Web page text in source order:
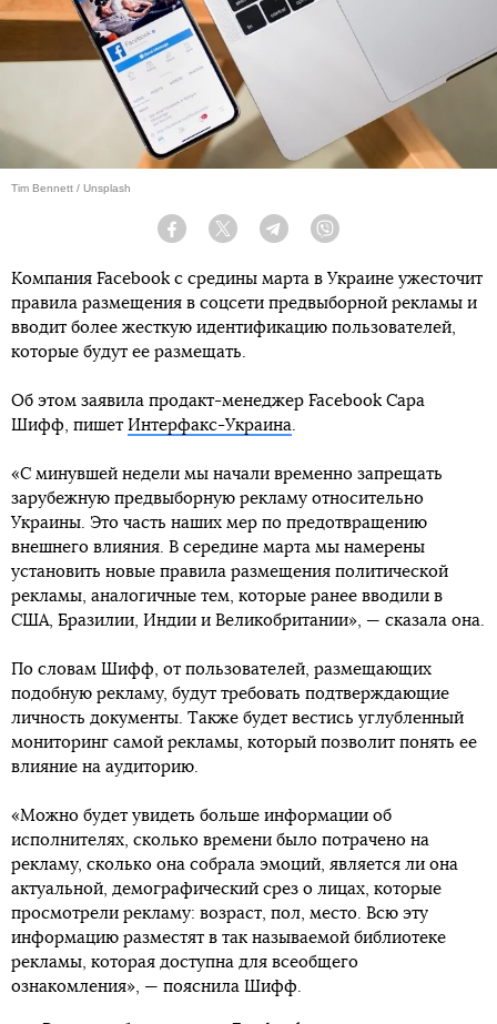
Tim Bennett / Unsplash
Facebook Twitter Telegram
Компания Facebook с средины марта в Украине ужесточит
правила размещения в соцсети предвыборной рекламы и
вводит более жесткую идентификацию пользователей,
которые будут ее размещать.
Об этом заявила продакт-менеджер Facebook Сара
Шифф, пишет Интерфакс-Украина.
«С минувшей недели мы начали временно запрещать
зарубежную предвыборную рекламу относительно
Украины. Это часть наших мер по предотвращению
внешнего влияния. В середине марта мы намерены
установить новые правила размещения политической
рекламы, аналогичные тем, которые ранее вводили в
США, Бразилии, Индии и Великобритании», — сказала она.
По словам Шифф, от пользователей, размещающих
подобную рекламу, будут требовать подтверждающие
личность документы. Также будет вестись углубленный
мониторинг самой рекламы, который позволит понять ее
влияние на аудиторию.
«Можно будет увидеть больше информации об
исполнителях, сколько времени было потрачено на
рекламу, сколько она собрала эмоций, является ли она
актуальной, демографический срез о лицах, которые
просмотрели рекламу: возраст, пол, место. Всю эту
информацию разместят в так называемой библиотеке
рекламы, которая доступна для всеобщего
ознакомления», — пояснила Шифф.